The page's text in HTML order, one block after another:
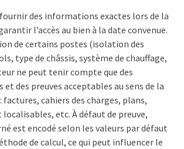
des informations exactes lors de la
l’accès au bien à la date convenue.
de certains postes (isolation des
type de châssis, système de chauffage,
ne peut tenir compte que des
des preuves acceptables au sens de la
cahiers des charges, plans,
etc. À défaut de preuve,
est encodé selon les valeurs par défaut
de calcul, ce qui peut influencer le